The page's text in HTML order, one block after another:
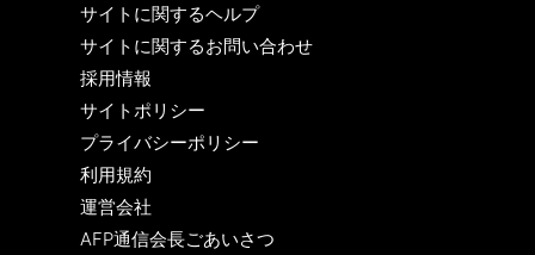
サイトに関するヘルプ
サイトに関するお問い合わせ
採用情報
サイトポリシー
プライバシーポリシー
利用規約
運営会社
AFP通信会長ごあいさつ